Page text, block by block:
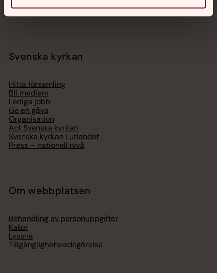
Telefon 112
Svenska kyrkan
Hitta församling
Bli medlem
Lediga jobb
Ge en gåva
Organisation
Act Svenska kyrkan
Svenska kyrkan i utlandet
Press – nationell nivå
Om webbplatsen
Behandling av personuppgifter
Kakor
Lyssna
Tillgänglighetsredogörelse